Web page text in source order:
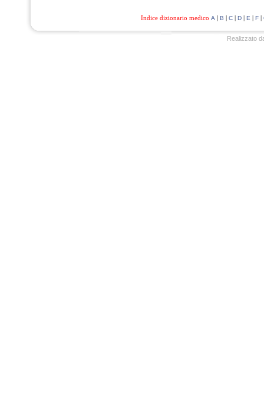
Indice dizionario medico A | B | C| D| E | F|
Realizzato